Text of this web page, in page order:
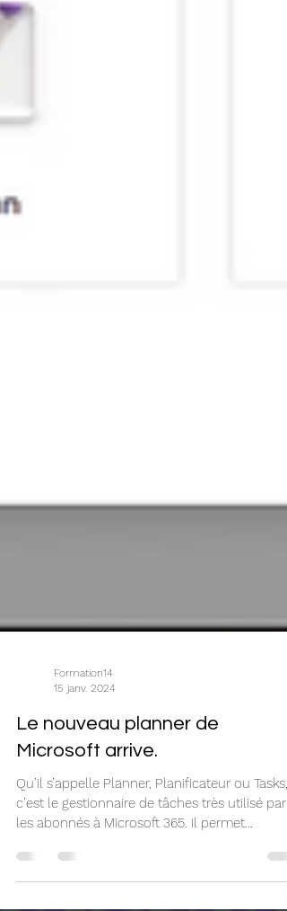
15 janv. 2024
Le nouveau planner de
Microsoft arrive.
Qu’il s’appelle Planner, Planificateur ou Tasks,